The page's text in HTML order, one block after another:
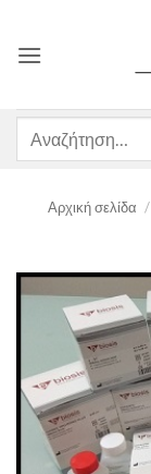
περιεχόμενο
Αναζήτηση
Αρχική σελίδα /